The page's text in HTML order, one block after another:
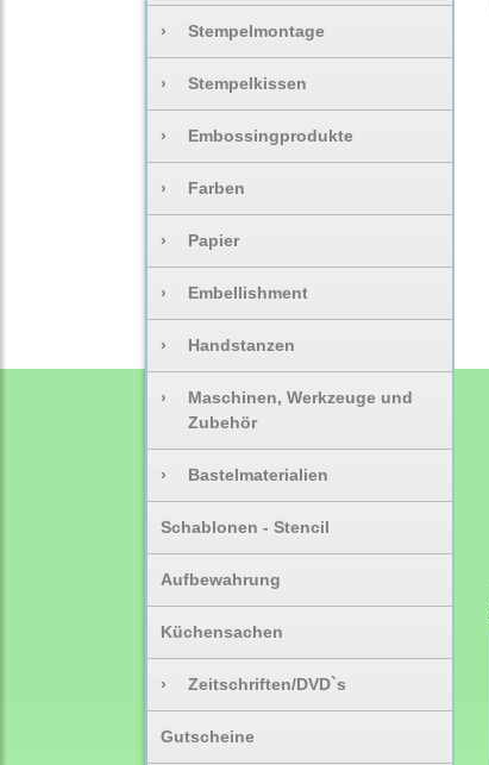
› Stempelmontage
› Stempelkissen
› Embossingprodukte
› Farben
› Papier
› Embellishment
› Handstanzen
›
Maschinen, Werkzeuge und
Zubehör
› Bastelmaterialien
Schablonen - Stencil
Aufbewahrung
Küchensachen
› Zeitschriften/DVD`s
Gutscheine